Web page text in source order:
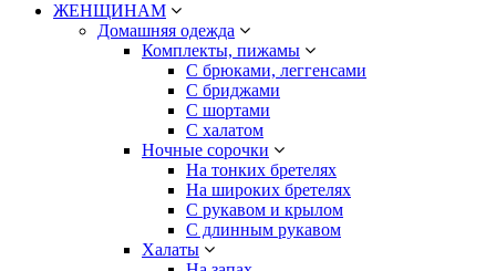
ЖЕНЩИНАМ
Домашняя одежда
Комплекты, пижамы
С брюками, леггенсами
С бриджами
С шортами
С халатом
Ночные сорочки
На тонких бретелях
На широких бретелях
С рукавом и крылом
С длинным рукавом
Халаты